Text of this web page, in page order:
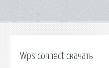
Wps connect скачать